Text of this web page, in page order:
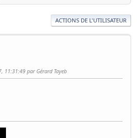
ACTIONS DE L'UTILISATEUR
11:31:49 par Gérard Tayeb